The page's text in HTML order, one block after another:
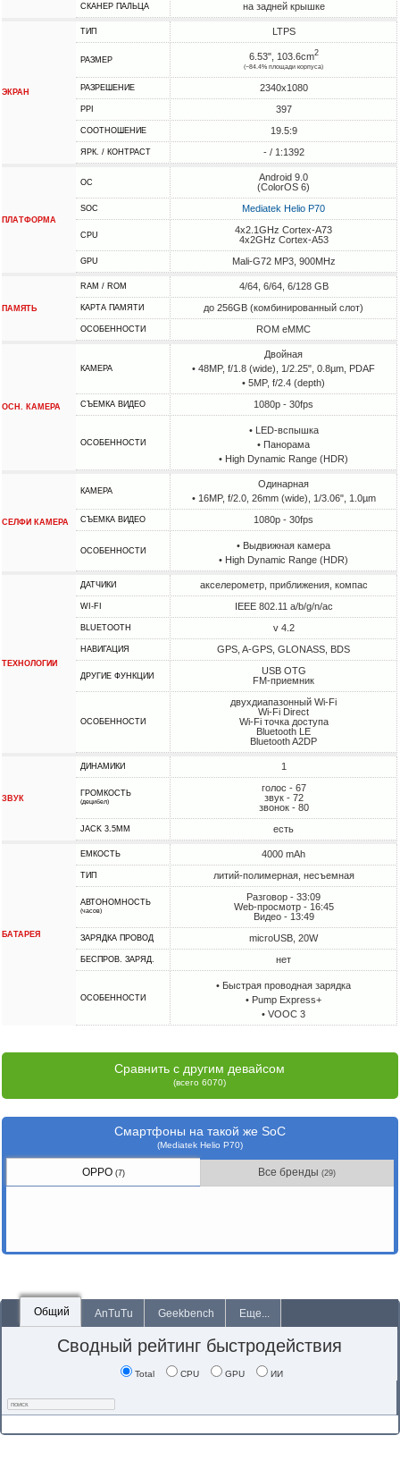
СКАНЕР ПАЛЬЦА на задней крышке
ЭКРАН
ТИП LTPS
РАЗМЕР 6.53", 103.6cm2
(~84.4% площади корпуса)
РАЗРЕШЕНИЕ 2340x1080
PPI 397
СООТНОШЕНИЕ 19.5:9
ЯРК. / КОНТРАСТ - / 1:1392
ПЛАТФОРМА
ОС
Android 9.0
(ColorOS 6)
SOC Mediatek Helio P70
CPU
4x2.1GHz Cortex-A73
4x2GHz Cortex-A53
GPU Mali-G72 MP3, 900MHz
ПАМЯТЬ
RAM / ROM 4/64, 6/64, 6/128 GB
КАРТА ПАМЯТИ до 256GB (комбинированный слот)
ОСОБЕННОСТИ ROM eMMC
ОСН. КАМЕРА
КАМЕРА
Двойная
• 48MP, f/1.8 (wide), 1/2.25", 0.8µm, PDAF
• 5MP, f/2.4 (depth)
СЪЕМКА ВИДЕО 1080p - 30fps
ОСОБЕННОСТИ
• LED-вспышка
• Панорама
• High Dynamic Range (HDR)
СЕЛФИ КАМЕРА
КАМЕРА
Одинарная
• 16MP, f/2.0, 26mm (wide), 1/3.06", 1.0µm
СЪЕМКА ВИДЕО 1080p - 30fps
ОСОБЕННОСТИ
• Выдвижная камера
• High Dynamic Range (HDR)
ТЕХНОЛОГИИ
ДАТЧИКИ акселерометр, приближения, компас
WI-FI IEEE 802.11 a/b/g/n/ac
BLUETOOTH v 4.2
НАВИГАЦИЯ GPS, A-GPS, GLONASS, BDS
ДРУГИЕ ФУНКЦИИ
USB OTG
FM-приемник
ОСОБЕННОСТИ
двухдиапазонный Wi-Fi
Wi-Fi Direct
Wi-Fi точка доступа
Bluetooth LE
Bluetooth A2DP
ЗВУК
ДИНАМИКИ 1
ГРОМКОСТЬ
(децибел)
голос - 67
звук - 72
звонок - 80
JACK 3.5MM есть
БАТАРЕЯ
ЕМКОСТЬ 4000 mAh
ТИП литий-полимерная, несъемная
АВТОНОМНОСТЬ
(часов)
Разговор - 33:09
Web-просмотр - 16:45
Видео - 13:49
ЗАРЯДКА ПРОВОД microUSB, 20W
БЕСПРОВ. ЗАРЯД. нет
ОСОБЕННОСТИ
• Быстрая проводная зарядка
• Pump Express+
• VOOC 3
Сравнить с другим девайсом
(всего 6070)
Смартфоны на такой же SoC
(Mediatek Helio P70)
OPPO (7) Все бренды(29)
Общий AnTuTu Geekbench Еще...
Сводный рейтинг быстродействия
Total CPU GPU ИИ